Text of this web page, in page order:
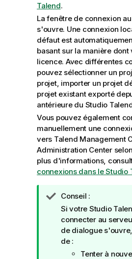
Talend.
La fenêtre de connexion
s'ouvre. Une connexion
défaut est
basant sur la manière dont
licence. Avec différentes
pouvez sélectionner un
projet, importer un projet
projet existant exporté
antérieure du Studio
Vous pouvez également
manuellement une
vers Talend Management
Administration Center
plus d'informations,
connexions dans le Studio
N
o
t
e
I
Conseil :
Si votre Studio
connecter au
de dialogue
de :
Tenter à